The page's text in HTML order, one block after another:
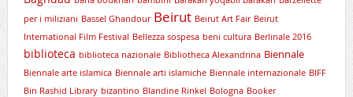
per i miliziani Bassel Ghandour Beirut Beirut Art Fair Beirut
International Film Festival Bellezza sospesa beni cultura Berlinale 2016
biblioteca biblioteca nazionale Bibliotheca Alexandrina Biennale
Biennale arte islamica Biennale arti islamiche Biennale internazionale BIFF
Bin Rashid Library bizantino Blandine Rinkel Bologna Booker